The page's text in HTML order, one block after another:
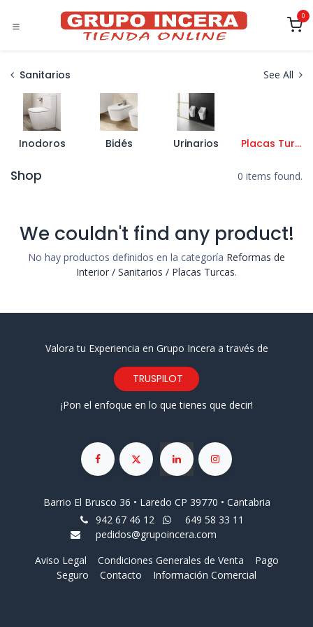
0
Sanitarios See All
Inodoros Bidés Urinarios Placas Turcas
Shop 0 items found.
We couldn't find any product!
No hay productos definidos en la categoría Reformas de
Interior / Sanitarios / Placas Turcas.
Valora tu Experiencia en Grupo Incera a través de
TRUSPILOT
¡Pon el enfoque en lo que tienes que decir!
Barrio El Brusco 36 • Laredo CP 39770 • Cantabria
942 67 46 12
649 58 33 11
pedidos@grupoincera.com
Aviso Legal
Condiciones Generales de Venta
Pago
Seguro
Contacto Información Comercial